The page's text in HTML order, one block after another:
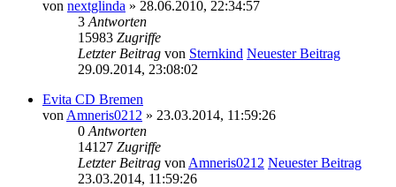
von nextglinda » 28.06.2010, 22:34:57
3 Antworten
15983 Zugriffe
Letzter Beitrag von Sternkind Neuester Beitrag
29.09.2014, 23:08:02
Evita CD Bremen
von Amneris0212 » 23.03.2014, 11:59:26
0 Antworten
14127 Zugriffe
Letzter Beitrag von Amneris0212 Neuester Beitrag
23.03.2014, 11:59:26